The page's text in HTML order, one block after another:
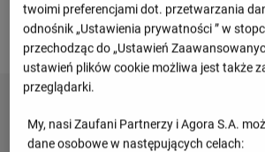
Betclic 1. Liga, 34 kolejka
Niedziela 24.05.2026, godzina 14:30
twoimi preferencjami dot. przetwarzania
odnośnik „Ustawienia prywatności ” w
przechodząc do „Ustawień
ustawień plików cookie możliwa jest także
przeglądarki.
My, nasi Zaufani Partnerzy i Agora S.A.
dane osobowe w następujących celach: